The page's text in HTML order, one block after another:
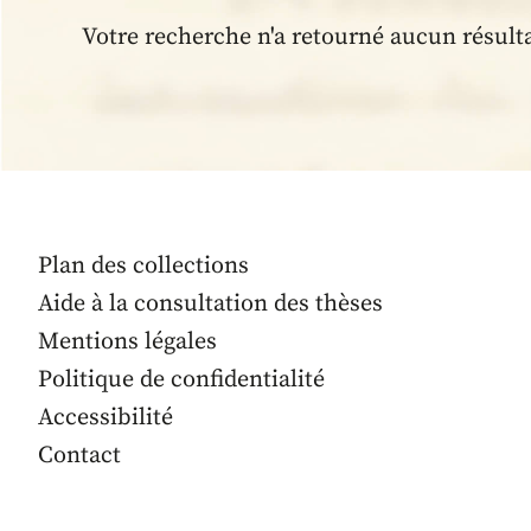
Votre recherche n'a retourné aucun
Plan des collections
Aide à la consultation des thèses
Mentions légales
Politique de confidentialité
Accessibilité
Contact